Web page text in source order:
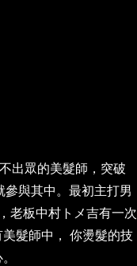
出眾的美髮師，突破
與其中。最初主打男
老板中村トメ吉有一次
髮師中， 你燙髮的技